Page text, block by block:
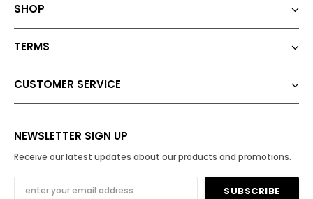
SHOP
TERMS
CUSTOMER SERVICE
NEWSLETTER SIGN UP
Receive our latest updates about our products and promotions.